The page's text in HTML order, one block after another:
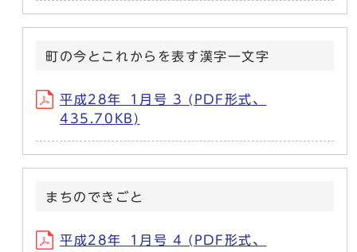
町の今とこれからを表す漢字一文字
平成28年_1月号 3 (PDF形式、
435.70KB)
まちのできごと
平成28年_1月号 4 (PDF形式、